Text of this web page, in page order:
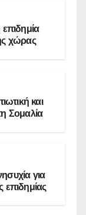
χώρας
και
Σομαλία
για